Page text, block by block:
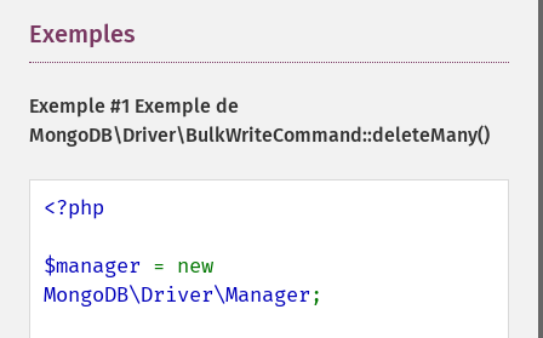
Exemples
Exemple #1 Exemple de
MongoDB\Driver\BulkWriteCommand::deleteMany()
<?php
$manager
MongoDB\Driver\Manager;